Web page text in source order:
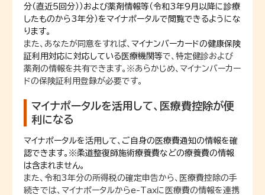
分（直近5回分））および薬剤情報等（令和3年9月以降に診療
したものから3年分）をマイナポータルで閲覧できるようにな
ります。
また、あなたが同意をすれば、マイナンバーカードの健康保険
証利用対応に対応している医療機関等で、特定健診および
薬剤の情報を共有できます。※あらかじめ、マイナンバーカー
ドの保険証利用登録が必要です。
マイナポータルを活用して、医療費控除が便
利になる
マイナポータルを活用して、ご自身の医療費通知の情報を確
認できます。※柔道整復師施術療養費などの療養費の情報
は含まれません。
また、令和3年分の所得税の確定申告から、医療費控除の手
続きでは、マイナポータルからe-Taxに医療費の情報を連携